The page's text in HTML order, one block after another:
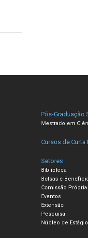
Pós-Graduação
Mestrado em
Cursos de Curta
Setores
Biblioteca
Bolsas e
Comissão Própria
Eventos
Extensão
Pesquisa
Núcleo de